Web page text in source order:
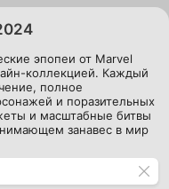
эпопеи от Marvel
коллекцией. Каждый
полное
и поразительных
и масштабные битвы
занавес в мир